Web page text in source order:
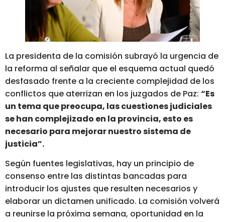
La presidenta de la comisión subrayó la urgencia de
la reforma al señalar que el esquema actual quedó
desfasado frente a la creciente complejidad de los
conflictos que aterrizan en los juzgados de Paz: “Es
un tema que preocupa, las cuestiones judiciales
se han complejizado en la provincia, esto es
necesario para mejorar nuestro sistema de
justicia”.
Según fuentes legislativas, hay un principio de
consenso entre las distintas bancadas para
introducir los ajustes que resulten necesarios y
elaborar un dictamen unificado. La comisión volverá
a reunirse la próxima semana, oportunidad en la